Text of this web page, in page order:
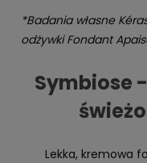
*Badania własne
odżywki Fondant
Symbiose
Lekka, kremowa